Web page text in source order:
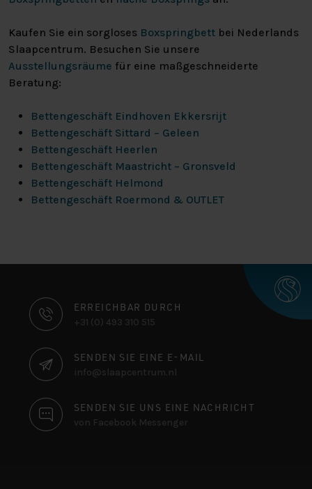
Kaufen Sie ein sorgloses Boxspringbett bei Nederlands
Slaapcentrum. Besuchen Sie unsere
Ausstellungsräume für eine maßgeschneiderte
Beratung:
Bettengeschäft Eindhoven Ekkersrijt
Bettengeschäft Sittard – Geleen
Bettengeschäft Heerlen
Bettengeschäft Maastricht – Gronsveld
Bettengeschäft Helmond
Bettengeschäft Roermond & OUTLET
KONTAKTINFORMATIONEN
ERREICHBAR DURCH
+31 (0) 493 310 515
SENDEN SIE EINE E-MAIL
info@slaapcentrum.nl
SENDEN SIE UNS EINE NACHRICHT
von Facebook Messenger